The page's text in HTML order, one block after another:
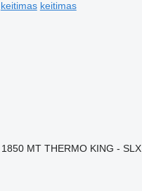
keitimas keitimas
MT THERMO KING - SLX